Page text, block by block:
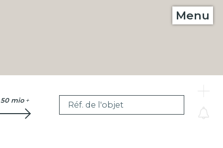
Menu
50 mio + Réf. de l'objet